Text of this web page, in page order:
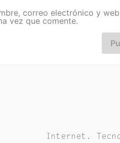
correo electrónico y
vez que comente.
Internet.